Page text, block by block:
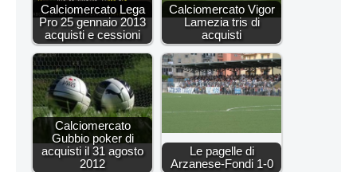
Calciomercato Lega
Pro 25 gennaio 2013
acquisti e cessioni
Calciomercato Vigor
Lamezia tris di
acquisti
Calciomercato
Gubbio poker di
acquisti il 31 agosto
2012
Le pagelle di
Arzanese-Fondi 1-0